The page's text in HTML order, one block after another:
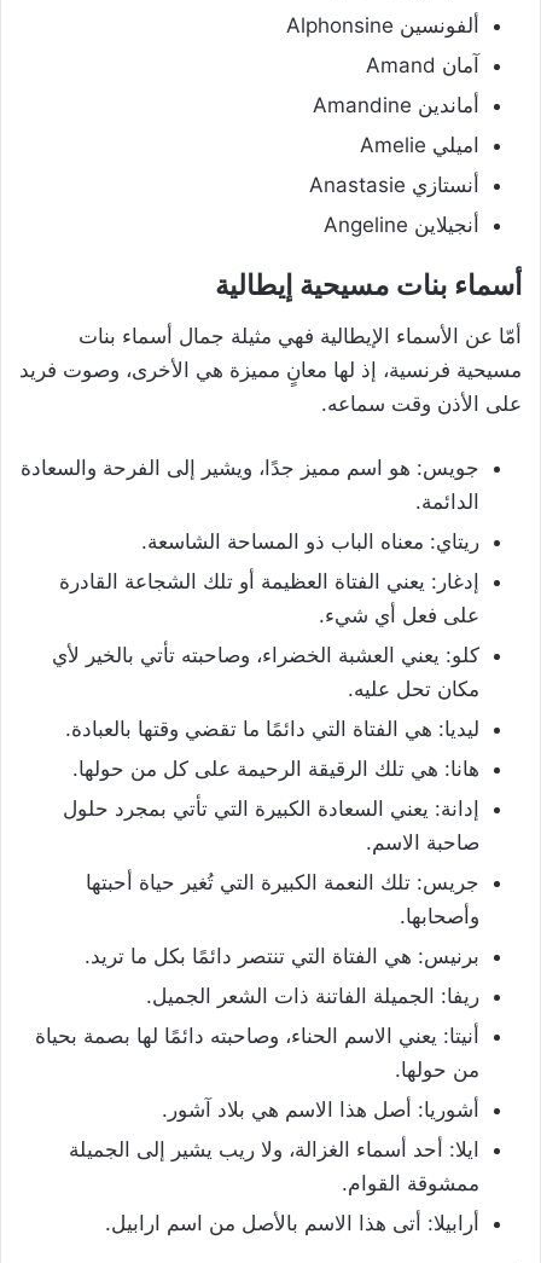
ألفونسين Alphonsine
آمان Amand
أماندين Amandine
اميلي Amelie
أنستازي Anastasie
أنجيلاين Angeline
أسماء بنات مسيحية إيطالية
أمّا عن الأسماء الإيطالية فهي مثيلة جمال أسماء بنات
مسيحية فرنسية، إذ لها معانٍ مميزة هي الأخرى، وصوت فريد
على الأذن وقت سماعه.
جويس: هو اسم مميز جدًا، ويشير إلى الفرحة والسعادة
الدائمة.
ريتاي: معناه الباب ذو المساحة الشاسعة.
إدغار: يعني الفتاة العظيمة أو تلك الشجاعة القادرة
على فعل أي شيء.
كلو: يعني العشبة الخضراء، وصاحبته تأتي بالخير لأي
مكان تحل عليه.
ليديا: هي الفتاة التي دائمًا ما تقضي وقتها بالعبادة.
هانا: هي تلك الرقيقة الرحيمة على كل من حولها.
إدانة: يعني السعادة الكبيرة التي تأتي بمجرد حلول
صاحبة الاسم.
جريس: تلك النعمة الكبيرة التي تُغير حياة أحبتها
وأصحابها.
برنيس: هي الفتاة التي تنتصر دائمًا بكل ما تريد.
ريفا: الجميلة الفاتنة ذات الشعر الجميل.
أنيتا: يعني الاسم الحناء، وصاحبته دائمًا لها بصمة بحياة
من حولها.
أشوريا: أصل هذا الاسم هي بلاد آشور.
ايلا: أحد أسماء الغزالة، ولا ريب يشير إلى الجميلة
ممشوقة القوام.
أرابيلا: أتى هذا الاسم بالأصل من اسم ارابيل.